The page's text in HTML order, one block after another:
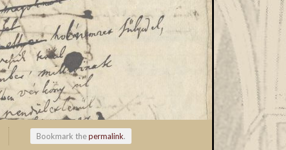
Bookmark thepermalink.